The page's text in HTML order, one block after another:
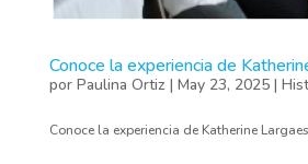
Conoce la experiencia de
por Paulina Ortiz | May 23, 2025|
Conoce la experiencia de Katherine